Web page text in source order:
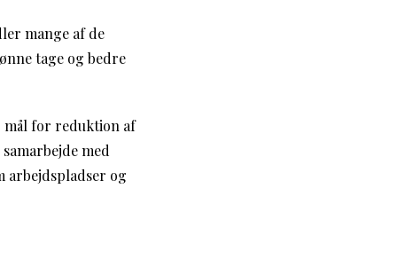
mange af de
tage og bedre
mål for reduktion af
med
arbejdspladser og